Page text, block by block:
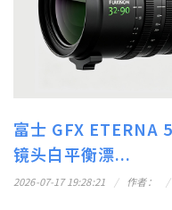
富士 GFX ETERNA
镜头白平衡漂...
2026-07-17 19:28:21 作者：